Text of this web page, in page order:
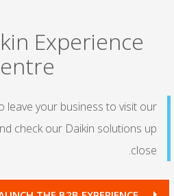
Experience
leave your business to visit our
check our Daikin solutions up
close.